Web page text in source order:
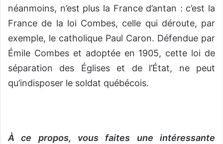
néanmoins, n’est plus la France d’antan : c’est la
France de la loi Combes, celle qui déroute, par
exemple, le catholique Paul Caron. Défendue par
Émile Combes et adoptée en 1905, cette loi de
séparation des Églises et de l’État, ne peut
qu’indisposer le soldat québécois.
À ce propos, vous faites une intéressante